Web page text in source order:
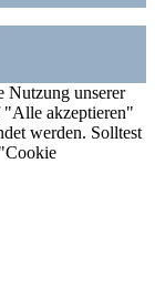
Nutzung unserer
"Alle akzeptieren"
werden. Solltest